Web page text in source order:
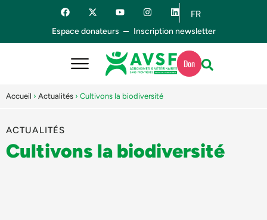
FR
ES
Espace donateurs Inscription newsletter
Don
Accueil › Actualités › Cultivons la biodiversité
ACTUALITÉS
Cultivons la biodiversité